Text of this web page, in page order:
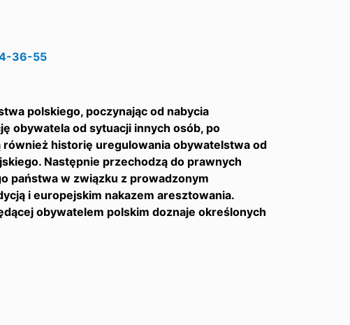
36-55
polskiego, poczynając od nabycia
obywatela od sytuacji innych osób, po
historię uregulowania obywatelstwa od
Następnie przechodzą do prawnych
państwa w związku z prowadzonym
i europejskim nakazem aresztowania.
obywatelem polskim doznaje określonych